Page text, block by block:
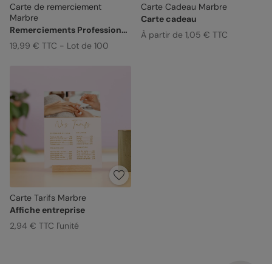
Carte de remerciement
Marbre
Remerciements Professionnels
19,99 € TTC - Lot de 100
Carte Cadeau Marbre
Carte cadeau
À partir de 1,05 € TTC
Carte Tarifs Marbre
Affiche entreprise
2,94 € TTC l'unité